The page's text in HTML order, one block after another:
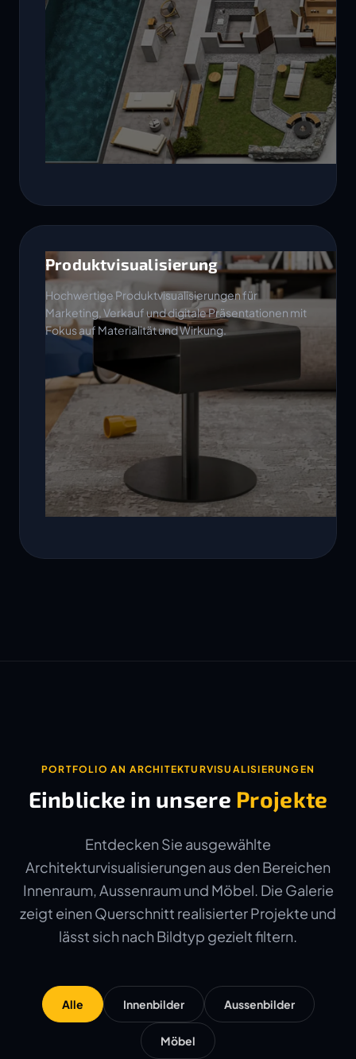
Produktvisualisierung
Hochwertige Produktvisualisierungen für
Marketing, Verkauf und digitale Präsentationen mit
Fokus auf Materialität und Wirkung.
PORTFOLIO AN ARCHITEKTURVISUALISIERUNGEN
Einblicke in unsere Projekte
Entdecken Sie ausgewählte
Architekturvisualisierungen aus den Bereichen
Innenraum, Aussenraum und Möbel. Die Galerie
zeigt einen Querschnitt realisierter Projekte und
lässt sich nach Bildtyp gezielt filtern.
Alle Innenbilder Aussenbilder
Möbel